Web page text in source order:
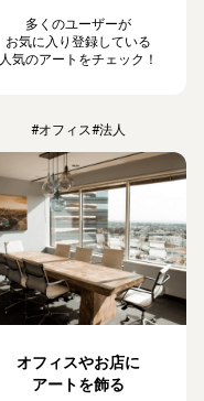
多くのユーザーが
お気に入り登録している
人気のアートをチェック！
#オフィス#法人
オフィスやお店に
アートを飾る